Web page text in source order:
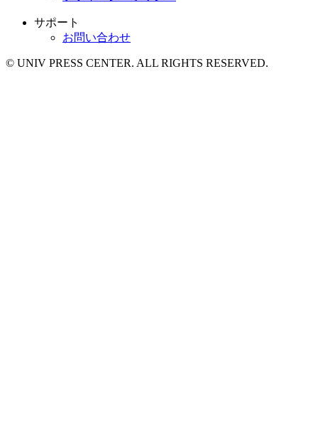
サポート
お問い合わせ
© UNIV PRESS CENTER. ALL RIGHTS RESERVED.